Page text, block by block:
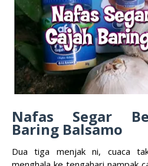
Nafas Segar
Baring Balsamo
Dua tiga menjak ni, cuaca